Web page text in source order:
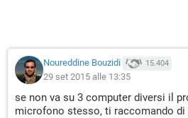
Noureddine Bouzidi 15.404
29 set 2015 alle 13:35
se non va su 3 computer diversi il
microfono stesso, ti raccomando